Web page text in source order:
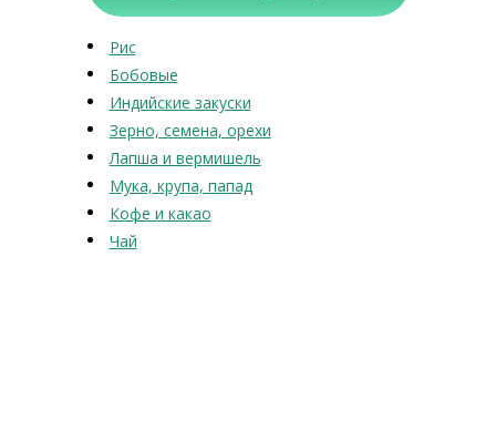
Рис
Бобовые
Индийские закуски
Зерно, семена, орехи
Лапша и вермишель
Мука, крупа, папад
Кофе и какао
Чай